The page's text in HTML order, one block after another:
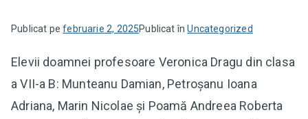
Brâncuşi" Târgu
Jiu
Publicat pefebruarie 2, 2025Publicat înUncategorized
Elevii doamnei profesoare Veronica Dragu din clasa
a VII-a B: Munteanu Damian, Petroșanu Ioana
Adriana, Marin Nicolae și Poamă Andreea Roberta